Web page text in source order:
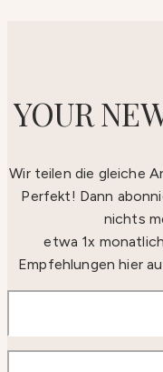
YOUR
Wir teilen die gleiche
Perfekt! Dann
nichts
etwa 1x
Empfehlungen hier